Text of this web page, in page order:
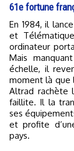
61e fortune
En 1984, il lance la société France Informatique Electronique
et
ordinateur
Mais
échelle, il
moment là que
Altrad rachète
faillite. Il la
ses
et profite
pays.